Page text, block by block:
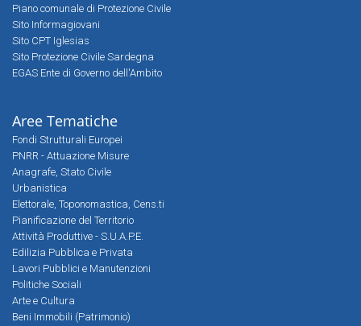
Piano comunale di Protezione Civile
Sito Informagiovani
Sito CPT Iglesias
Sito Protezione Civile Sardegna
EGAS Ente di Governo dell'Ambito
Aree Tematiche
Fondi Strutturali Europei
PNRR - Attuazione Misure
Anagrafe, Stato Civile
Urbanistica
Elettorale, Toponomastica, Cens.ti
Pianificazione del Territorio
Attività Produttive - S.U.A.P.E.
Edilizia Pubblica e Privata
Lavori Pubblici e Manutenzioni
Politiche Sociali
Arte e Cultura
Beni Immobili (Patrimonio)